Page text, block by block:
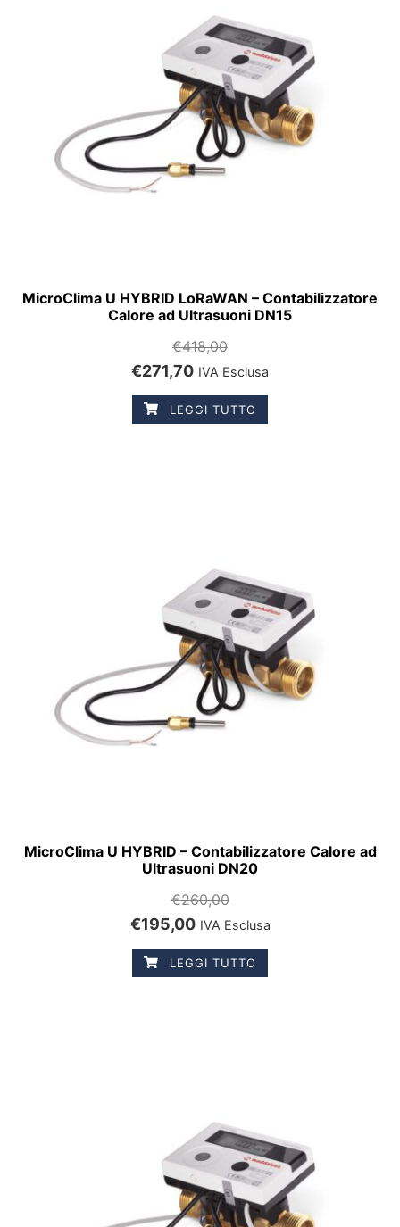
MicroClima U HYBRID LoRaWAN – Contabilizzatore
Calore ad Ultrasuoni DN15
€418,00
€271,70 IVA Esclusa
LEGGI TUTTO
MicroClima U HYBRID – Contabilizzatore Calore ad
Ultrasuoni DN20
€260,00
€195,00 IVA Esclusa
LEGGI TUTTO